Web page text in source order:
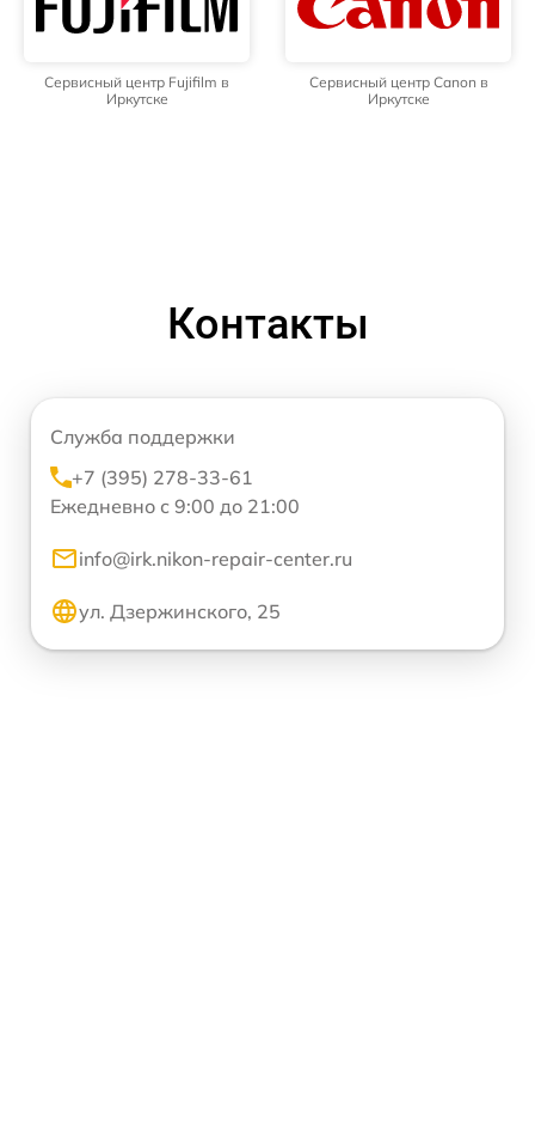
Сервисный центр Fujifilm в
Иркутске
Сервисный центр Canon в
Иркутске
Контакты
Служба поддержки
+7 (395) 278-33-61
Ежедневно с 9:00 до 21:00
info@irk.nikon-repair-center.ru
ул. Дзержинского, 25